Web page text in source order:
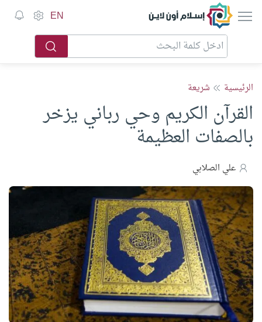
إسلام أون لاين EN
الرئيسية شريعة
القرآن الكريم وحي رباني يزخر
بالصفات العظيمة
علي الصلابي